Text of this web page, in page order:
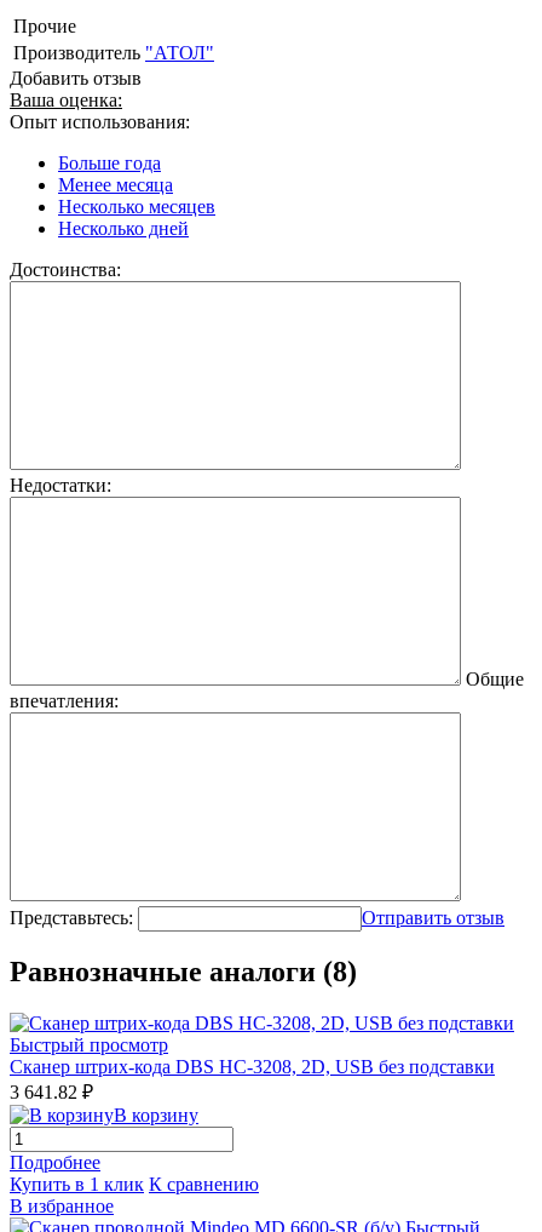
Прочие
Производитель "АТОЛ"
Добавить отзыв
Ваша оценка:
Опыт использования:
Больше года
Менее месяца
Несколько месяцев
Несколько дней
Достоинства:
Недостатки:
Общие
впечатления:
Представьтесь: Отправить отзыв
Равнозначные аналоги (8)
Быстрый просмотр
Сканер штрих-кода DBS HC-3208, 2D, USB без подставки
3 641.82 ₽
В корзину
Подробнее
Купить в 1 клик К сравнению
В избранное
Быстрый